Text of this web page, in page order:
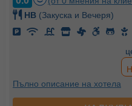
HB (Закуска и Вечеря)
Пълно описание на хотела